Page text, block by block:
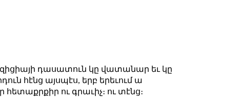
դասատուն կը վատանար եւ կը
հէնց այսպէս, երբ երեւում ա
ու գրաւիչ։ ու տէնց։